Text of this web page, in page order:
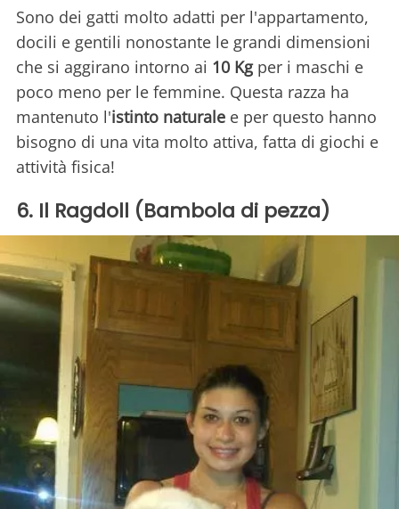
Sono dei gatti molto adatti per l'appartamento,
docili e gentili nonostante le grandi dimensioni
che si aggirano intorno ai 10 Kgper i maschi e
poco meno per le femmine. Questa razza ha
mantenuto l'istinto naturale e per questo hanno
bisogno di una vita molto attiva, fatta di giochi e
attività fisica!
6. Il Ragdoll (Bambola di pezza)